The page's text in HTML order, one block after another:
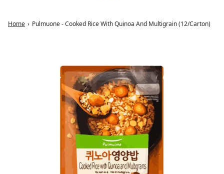
Home › Pulmuone - Cooked Rice With Quinoa And Multigrain (12/Carton)